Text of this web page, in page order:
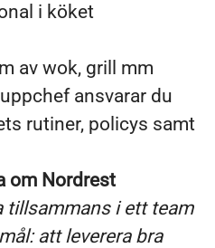
i köket
av wok, grill mm
ansvarar du
rutiner, policys samt
om Nordrest
tillsammans i ett team
att leverera bra